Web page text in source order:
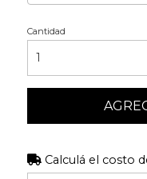
Cantidad
Calculá el costo